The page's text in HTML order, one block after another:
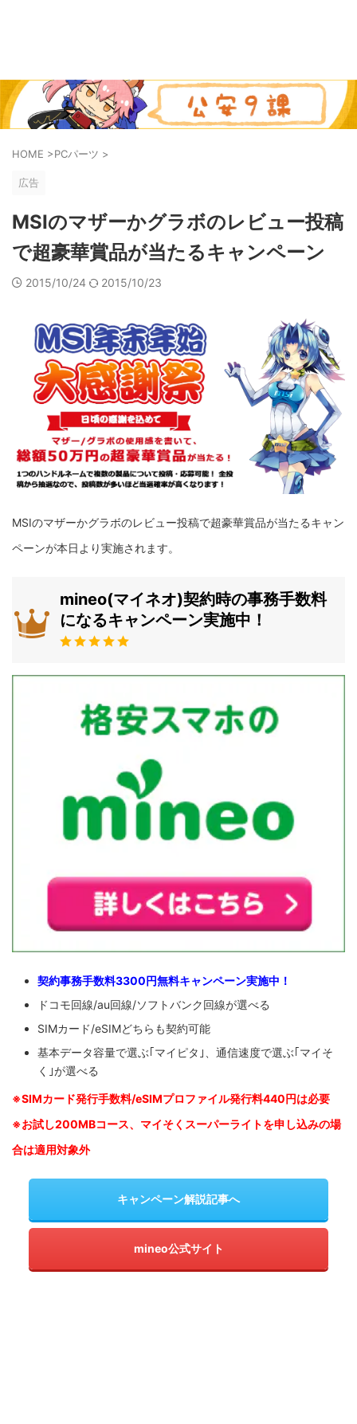
HOME >PCパーツ >
広告
MSIのマザーかグラボのレビュー投稿
で超豪華賞品が当たるキャンペーン
2015/10/24 2015/10/23
MSIのマザーかグラボのレビュー投稿で超豪華賞品が当たるキャン
ペーンが本日より実施されます。
mineo(マイネオ)契約時の事務手数料
になるキャンペーン実施中！
契約事務手数料3300円無料キャンペーン実施中！
ドコモ回線/au回線/ソフトバンク回線が選べる
SIMカード/eSIMどちらも契約可能
基本データ容量で選ぶ｢マイピタ｣、通信速度で選ぶ｢マイそ
く｣が選べる
※SIMカード発行手数料/eSIMプロファイル発行料440円は必要
※お試し200MBコース、マイそくスーパーライトを申し込みの場
合は適用対象外
キャンペーン解説記事へ
mineo公式サイト